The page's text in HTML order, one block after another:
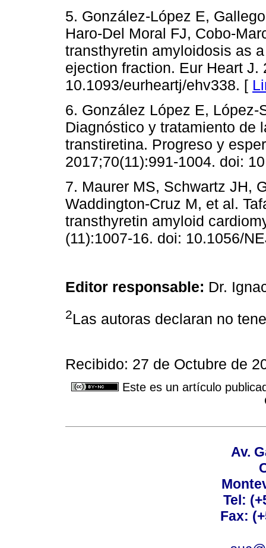
5. González-López E,
Haro-Del Moral FJ, Cobo-
transthyretin amyloidosis as
ejection fraction. Eur Heart J.
10.1093/eurheartj/ehv338. [
6. González López E, López-
Diagnóstico y tratamiento de
transtiretina. Progreso y
2017;70(11):991-1004. doi:
7. Maurer MS, Schwartz JH,
Waddington-Cruz M, et al.
transthyretin amyloid
(11):1007-16. doi: 10.1056/
Editor responsable: Dr.
2Las autoras declaran no
Recibido: 27 de Octubre de
Este es un artículo
Av.
Tel:
Fax: